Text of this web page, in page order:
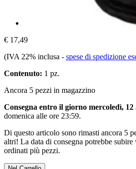
€ 17,49
(IVA 22% inclusa - spese di spedizione
Contenuto: 1 pz.
Ancora 5 pezzi in magazzino
Consegna entro il giorno mercoledì, 12
domenica alle ore 23:59.
Di questo articolo sono rimasti ancora 5
altri! La data di consegna potrebbe
ordinati più pezzi.